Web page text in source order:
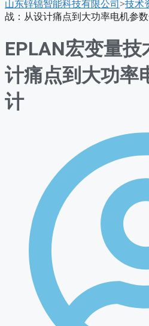
单
山东锌锦智能科技有限公司 >技术
战：从设计痛点到大功率电机参
EPLAN宏变量
计痛点到大功率
计